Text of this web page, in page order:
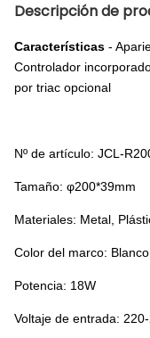
Descripción de
Características -
Controlador
por triac opcional
Nº de artículo: JCL-
Tamaño: φ200*39mm
Materiales: Metal,
Color del marco:
Potencia: 18W
Voltaje de entrada: